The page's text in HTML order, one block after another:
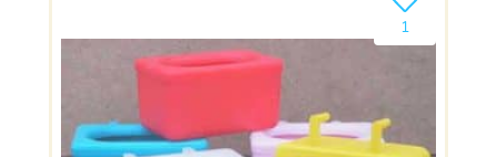
1
Ajouter le